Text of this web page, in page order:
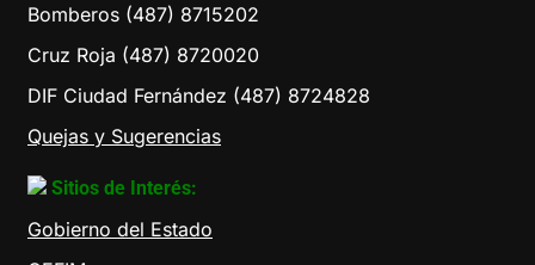
Bomberos (487) 8715202
Cruz Roja (487) 8720020
DIF Ciudad Fernández (487) 8724828
Quejas y Sugerencias
Sitios de Interés:
Gobierno del Estado